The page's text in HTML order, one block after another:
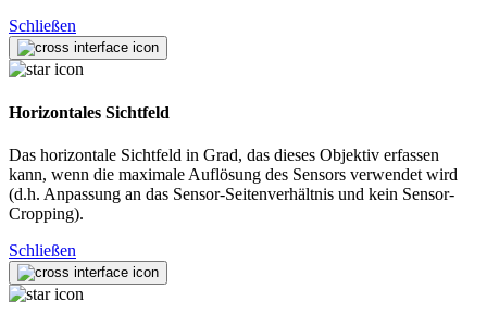
Schließen
Horizontales Sichtfeld
Das horizontale Sichtfeld in Grad, das dieses Objektiv erfassen
kann, wenn die maximale Auflösung des Sensors verwendet wird
(d.h. Anpassung an das Sensor-Seitenverhältnis und kein Sensor-
Cropping).
Schließen